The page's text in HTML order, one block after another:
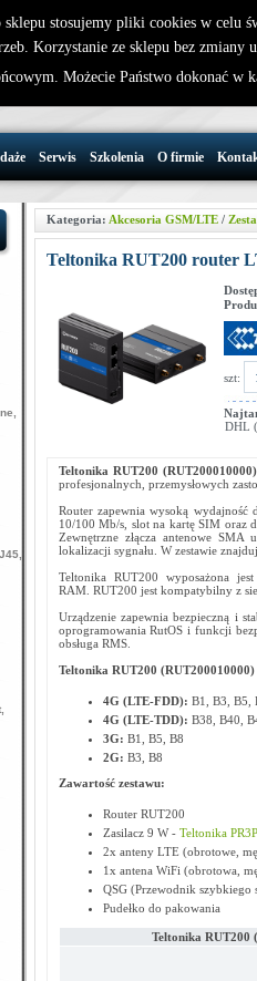
32 721 86
Serwis Szkolenia O firmie
Kategoria: Akcesoria GSM/LTE/
Teltonika RUT200 router
szt:
DHL
Teltonika RUT200 (RUT200010000)
profesjonalnych, przemysłowych
Router zapewnia wysoką
10/100 Mb/s, slot na kartę SIM oraz
Zewnętrzne złącza antenowe SMA
lokalizacji sygnału. W zestawie
Teltonika RUT200 wyposażona
RAM. RUT200 jest kompatybilny z
Urządzenie zapewnia bezpieczną i
oprogramowania RutOS i funkcji
obsługa RMS.
Teltonika RUT200 (RUT200010000)
4G (LTE-FDD): B1, B3, B5,
4G (LTE-TDD): B38, B40,
3G: B1, B5, B8
2G: B3, B8
Zawartość zestawu:
Router RUT200
Zasilacz 9 W - Teltonika
2x anteny LTE (obrotowe,
1x antena WiFi (obrotowa,
QSG (Przewodnik szybkiego
Pudełko do pakowania
Teltonika RUT200
sklepu stosujemy pliki cookies w celu
Korzystanie ze sklepu bez zmiany
Możecie Państwo dokonać w